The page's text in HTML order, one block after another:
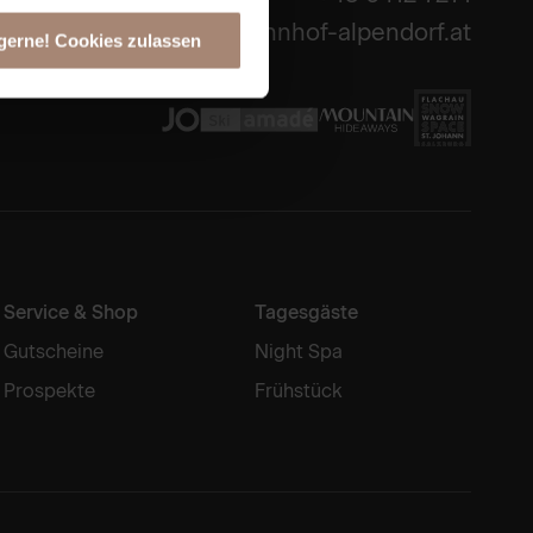
Cookies zulasseninfo@sonnhof-alpendorf.at
Service & Shop
Gutscheine
Prospekte
Tagesgäste
Night Spa
Frühstück